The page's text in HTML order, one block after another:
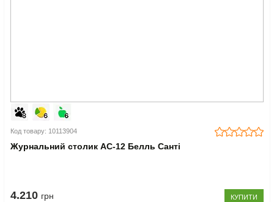
Код товару: 10113904
Журнальний столик АС-12 Белль Санті
4.210 грн КУПИТИ